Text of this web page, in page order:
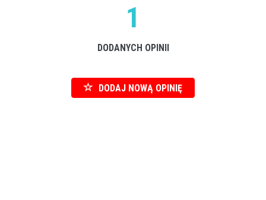
1
DODANYCH OPINII
DODAJ NOWĄ OPINIĘ